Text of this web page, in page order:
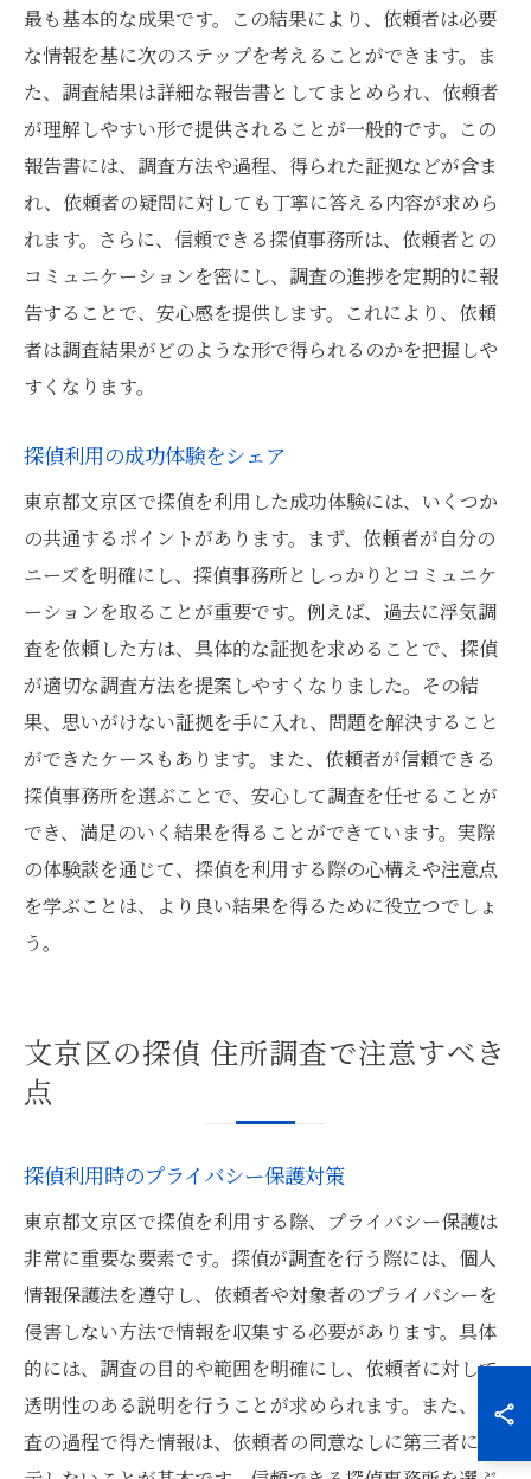
最も基本的な成果です。この結果により、依頼者は必要
な情報を基に次のステップを考えることができます。ま
た、調査結果は詳細な報告書としてまとめられ、依頼者
が理解しやすい形で提供されることが一般的です。この
報告書には、調査方法や過程、得られた証拠などが含ま
れ、依頼者の疑問に対しても丁寧に答える内容が求めら
れます。さらに、信頼できる探偵事務所は、依頼者との
コミュニケーションを密にし、調査の進捗を定期的に報
告することで、安心感を提供します。これにより、依頼
者は調査結果がどのような形で得られるのかを把握しや
すくなります。
探偵利用の成功体験をシェア
東京都文京区で探偵を利用した成功体験には、いくつか
の共通するポイントがあります。まず、依頼者が自分の
ニーズを明確にし、探偵事務所としっかりとコミュニケ
ーションを取ることが重要です。例えば、過去に浮気調
査を依頼した方は、具体的な証拠を求めることで、探偵
が適切な調査方法を提案しやすくなりました。その結
果、思いがけない証拠を手に入れ、問題を解決すること
ができたケースもあります。また、依頼者が信頼できる
探偵事務所を選ぶことで、安心して調査を任せることが
でき、満足のいく結果を得ることができています。実際
の体験談を通じて、探偵を利用する際の心構えや注意点
を学ぶことは、より良い結果を得るために役立つでしょ
う。
文京区の探偵 住所調査で注意すべき
点
探偵利用時のプライバシー保護対策
東京都文京区で探偵を利用する際、プライバシー保護は
非常に重要な要素です。探偵が調査を行う際には、個人
情報保護法を遵守し、依頼者や対象者のプライバシーを
侵害しない方法で情報を収集する必要があります。具体
的には、調査の目的や範囲を明確にし、依頼者に対して
透明性のある説明を行うことが求められます。また、調
査の過程で得た情報は、依頼者の同意なしに第三者に開